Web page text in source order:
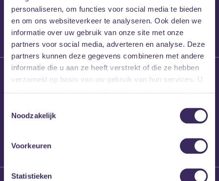
personaliseren, om functies voor social media te bieden
en om ons websiteverkeer te analyseren. Ook delen we
informatie over uw gebruik van onze site met onze
partners voor social media, adverteren en analyse. Deze
partners kunnen deze gegevens combineren met andere
informatie die u aan ze heeft verstrekt of die ze hebben
verzameld op basis van uw gebruik van hun services. U
Noodzakelijk
Voorkeuren
Statistieken
Frans Kalf
26 maart 2026
Willem’s Blog: High